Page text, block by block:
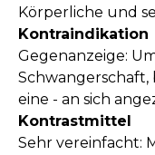
Körperliche und
Kontraindikation
Gegenanzeige:
Schwangerschaft,
eine - an sich
Kontrastmittel
Sehr vereinfacht: